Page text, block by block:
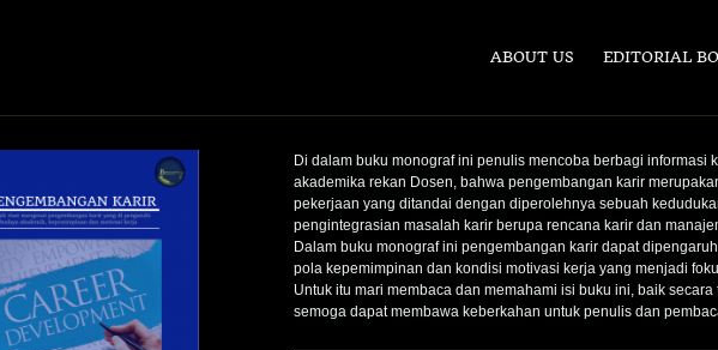
ABOUT US EDITORIAL
Di dalam buku monograf ini penulis mencoba berbagi
akademika rekan Dosen, bahwa pengembangan karir
pekerjaan yang ditandai dengan diperolehnya sebuah
pengintegrasian masalah karir berupa rencana karir dan
Dalam buku monograf ini pengembangan karir dapat
pola kepemimpinan dan kondisi motivasi kerja yang menjadi
Untuk itu mari membaca dan memahami isi buku ini, baik
semoga dapat membawa keberkahan untuk penulis dan